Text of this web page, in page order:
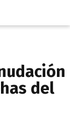
del